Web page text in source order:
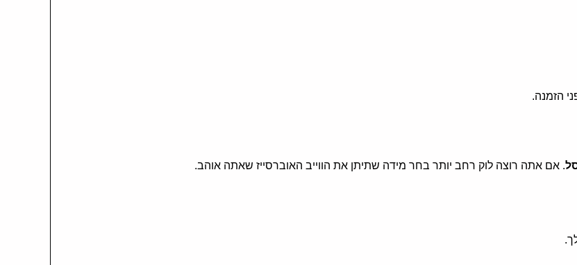
הזמנה.
. אם אתה רוצה לוק רחב יותר בחר מידה שתיתן את הווייב האוברסייז שאתה אוהב.